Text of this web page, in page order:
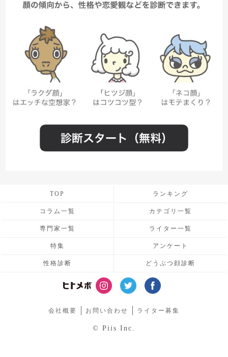
TOP ランキング
コラム一覧 カテゴリ一覧
専門家一覧 ライター一覧
特集 アンケート
性格診断 どうぶつ顔診断
会社概要 お問い合わせ ライター募集
© Piis Inc.